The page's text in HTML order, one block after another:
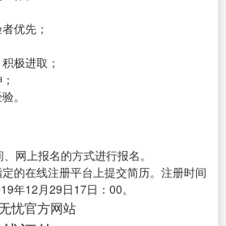
优先；
极进取；
。
网上报名的方式进行报名。
的在线注册平台上提交简历。注册时间
年12月29日17日：00。
忧官方网站